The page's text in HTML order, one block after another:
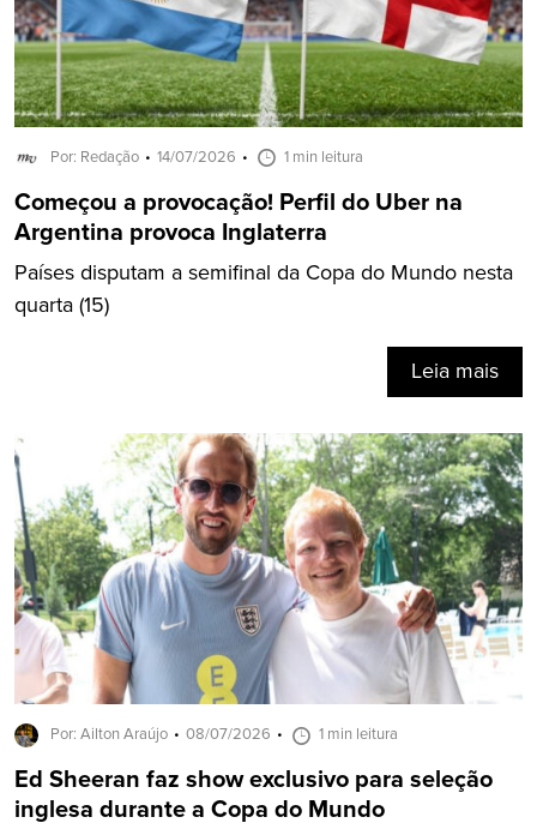
Por: Redação 14/07/2026 1 min leitura
Começou a provocação! Perfil do Uber na
Argentina provoca Inglaterra
Países disputam a semifinal da Copa do Mundo nesta
quarta (15)
Leia mais
Por: Ailton Araújo 08/07/2026 1 min leitura
Ed Sheeran faz show exclusivo para seleção
inglesa durante a Copa do Mundo